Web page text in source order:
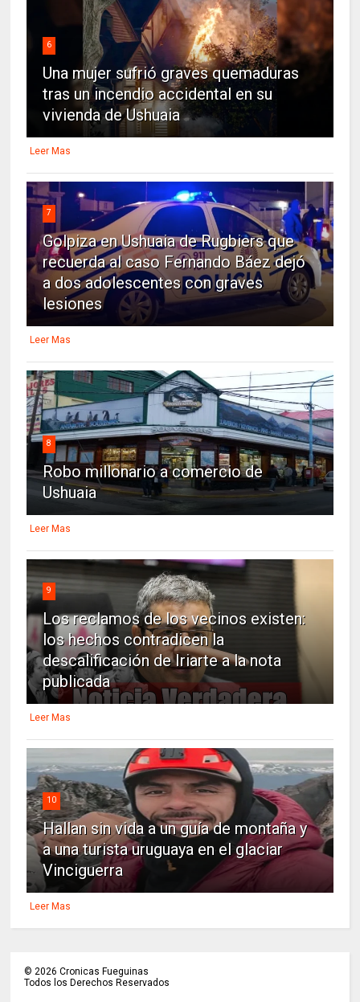
6
Una mujer sufrió graves quemaduras
tras un incendio accidental en su
vivienda de Ushuaia
Leer Mas
7
Golpiza en Ushuaia de Rugbiers que
recuerda al caso Fernando Báez dejó
a dos adolescentes con graves
lesiones
Leer Mas
8
Robo millonario a comercio de
Ushuaia
Leer Mas
9
Los reclamos de los vecinos existen:
los hechos contradicen la
descalificación de Iriarte a la nota
publicada
Leer Mas
10
Hallan sin vida a un guía de montaña y
a una turista uruguaya en el glaciar
Vinciguerra
Leer Mas
© 2026 Cronicas Fueguinas
Todos los Derechos Reservados